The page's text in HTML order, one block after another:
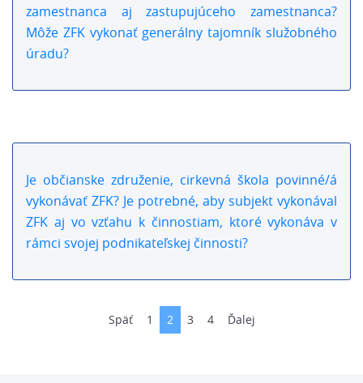
zamestnanca aj zastupujúceho zamestnanca?
Môže ZFK vykonať generálny tajomník služobného
úradu?
Je občianske združenie, cirkevná škola povinné/á
vykonávať ZFK? Je potrebné, aby subjekt vykonával
ZFK aj vo vzťahu k činnostiam, ktoré vykonáva v
rámci svojej podnikateľskej činnosti?
Späť 1 2 3 4 Ďalej